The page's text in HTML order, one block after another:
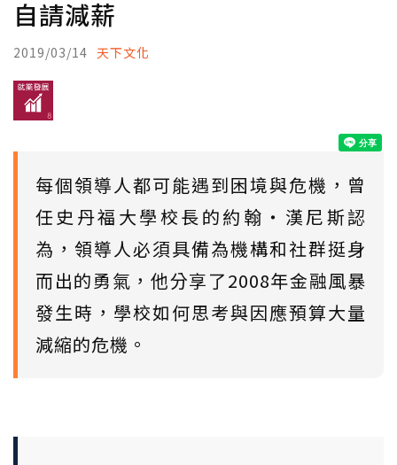
自請減薪
2019/03/14 天下文化
每個領導人都可能遇到困境與危機，曾
任史丹福大學校長的約翰‧漢尼斯認
為，領導人必須具備為機構和社群挺身
而出的勇氣，他分享了2008年金融風暴
發生時，學校如何思考與因應預算大量
減縮的危機。